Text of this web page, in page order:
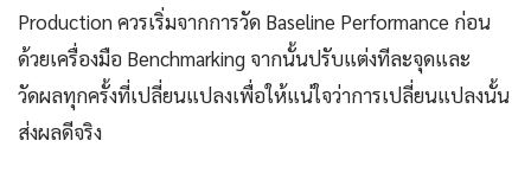
Production ควรเริ่มจากการวัด Baseline Performance ก่อน
ด้วยเครื่องมือ Benchmarking จากนั้นปรับแต่งทีละจุดและ
วัดผลทุกครั้งที่เปลี่ยนแปลงเพื่อให้แน่ใจว่าการเปลี่ยนแปลงนั้น
ส่งผลดีจริง